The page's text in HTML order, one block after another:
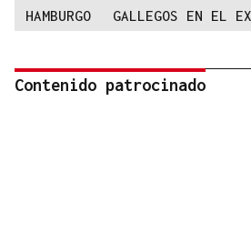
HAMBURGO GALLEGOS EN EL
Contenido patrocinado